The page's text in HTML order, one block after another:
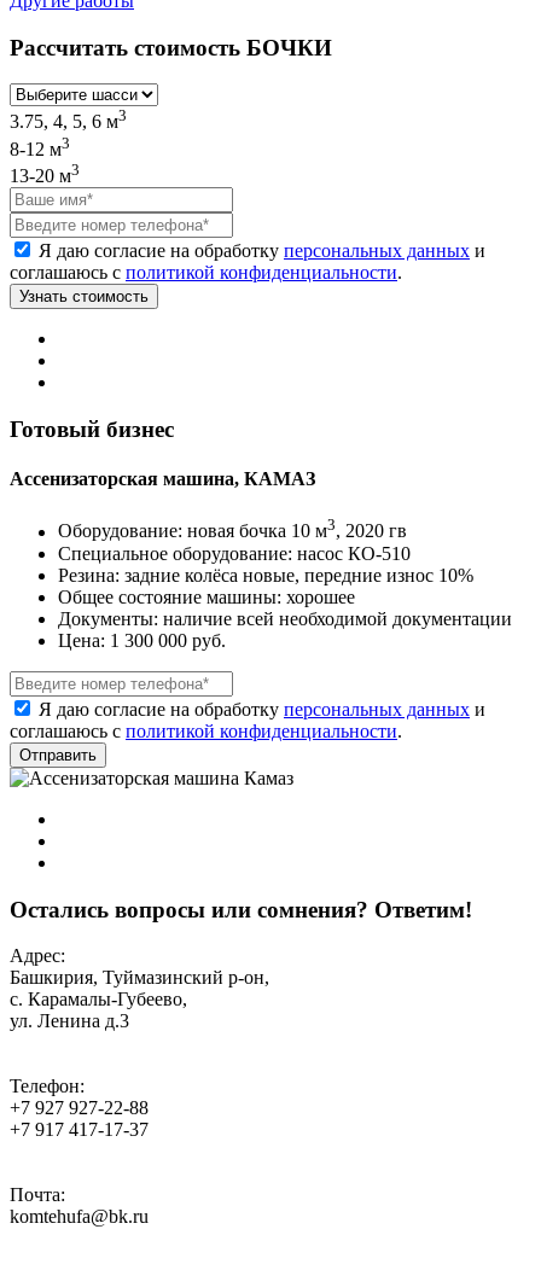
Рассчитать стоимость БОЧКИ
3.75, 4, 5, 6 м3
8-12 м3
13-20 м3
Я даю согласие на обработку персональных данных и
соглашаюсь с политикой конфиденциальности.
Готовый бизнес
Ассенизаторская машина, КАМАЗ
Оборудование: новая бочка 10 м3, 2020 гв
Специальное оборудование: насос КO-510
Резина: задние колёса новые, передние износ 10%
Общее состояние машины: хорошее
Документы: наличие всей необходимой документации
Цена: 1 300 000 руб.
Я даю согласие на обработку персональных данных и
соглашаюсь с политикой конфиденциальности.
Остались вопросы или сомнения? Ответим!
Адрес:
Башкирия, Туймазинский р-он,
с. Карамалы-Губеево,
ул. Ленина д.3
Телефон:
+7 927 927-22-88
+7 917 417-17-37
Почта:
komtehufa@bk.ru